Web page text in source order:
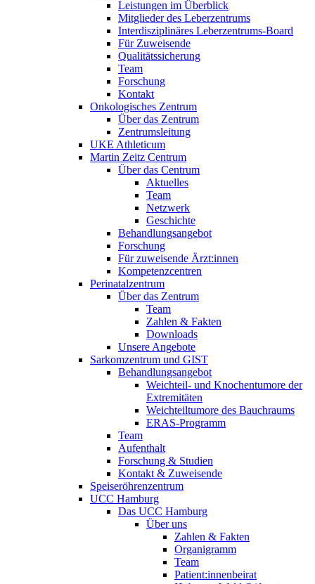
Leistungen im Überblick
Mitglieder des Leberzentrums
Interdisziplinäres Leberzentrums-Board
Für Zuweisende
Qualitätssicherung
Team
Forschung
Kontakt
Onkologisches Zentrum
Über das Zentrum
Zentrumsleitung
UKE Athleticum
Martin Zeitz Centrum
Über das Centrum
Aktuelles
Team
Netzwerk
Geschichte
Behandlungsangebot
Forschung
Für zuweisende Ärzt:innen
Kompetenzcentren
Perinatalzentrum
Über das Zentrum
Team
Zahlen & Fakten
Downloads
Unsere Angebote
Sarkomzentrum und GIST
Behandlungsangebot
Weichteil- und Knochentumore der
Extremitäten
Weichteiltumore des Bauchraums
ERAS-Programm
Team
Aufenthalt
Forschung & Studien
Kontakt & Zuweisende
Speiseröhrenzentrum
UCC Hamburg
Das UCC Hamburg
Über uns
Zahlen & Fakten
Organigramm
Team
Patient:innenbeirat